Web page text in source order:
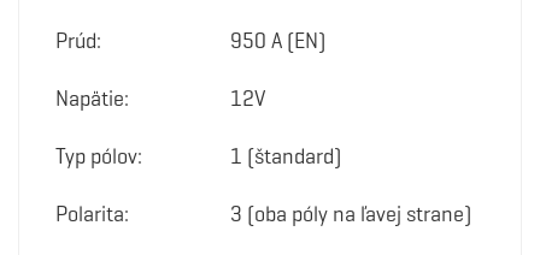
Prúd: 950 A (EN)
Napätie: 12V
Typ pólov: 1 (štandard)
Polarita: 3 (oba póly na ľavej strane)